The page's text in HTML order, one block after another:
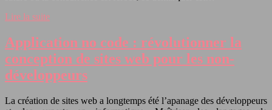
Lire la suite
Application no code : révolutionner la
conception de sites web pour les non-
développeurs
La création de sites web a longtemps été l’apanage des développeurs